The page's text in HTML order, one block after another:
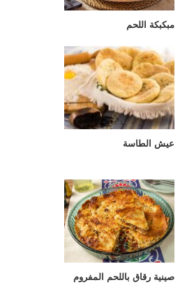
مبكبكة اللحم
عيش الطاسة
صينية رقاق باللحم المفروم